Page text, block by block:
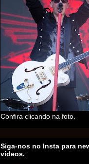
Confira clicando na foto.
Siga-nos no Insta para
vídeos.